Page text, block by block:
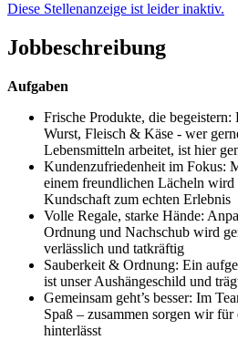
Diese Stellenanzeige ist leider inaktiv.
Jobbeschreibung
Aufgaben
Frische Produkte, die
Wurst, Fleisch & Käse - wer
Lebensmitteln arbeitet, ist hier
Kundenzufriedenheit im Fokus:
einem freundlichen Lächeln
Kundschaft zum echten Erlebnis
Volle Regale, starke Hände:
Ordnung und Nachschub wird
verlässlich und tatkräftig
Sauberkeit & Ordnung: Ein
ist unser Aushängeschild und
Gemeinsam geht’s besser: Im
Spaß – zusammen sorgen wir
hinterlässt